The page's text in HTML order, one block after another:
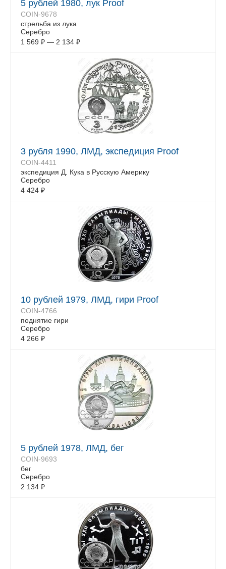
5 рублей 1980, лук Proof
COIN-9678
стрельба из лука
Серебро
1 569 ₽ — 2 134 ₽
3 рубля 1990, ЛМД, экспедиция Proof
COIN-4411
экспедиция Д. Кука в Русскую Америку
Серебро
4 424 ₽
10 рублей 1979, ЛМД, гири Proof
COIN-4766
поднятие гири
Серебро
4 266 ₽
5 рублей 1978, ЛМД, бег
COIN-9693
бег
Серебро
2 134 ₽